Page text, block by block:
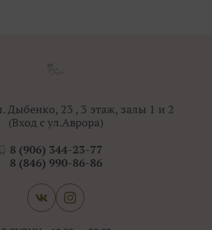
Дыбенко, 23 , 3 этаж, залы 1 и 2
(Вход с ул.Аврора)
8 (906) 344-23-77
8 (846) 990-86-86